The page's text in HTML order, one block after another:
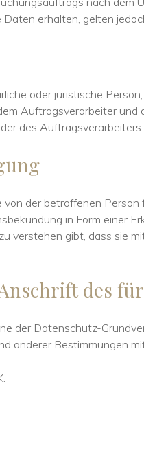
erhalten, gelten
oder juristische
Auftragsverarbeiter
des
von der betroffenen
in Form einer
verstehen gibt, dass sie
des
der Datenschutz-
anderer Bestimmungen